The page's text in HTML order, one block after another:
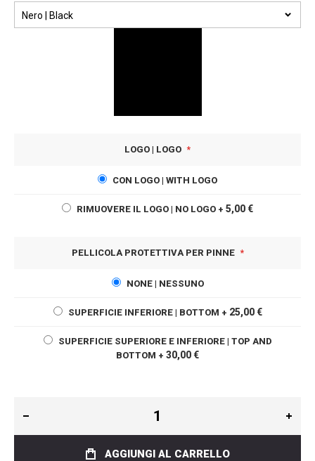
LOGO | LOGO
CON LOGO | WITH LOGO
RIMUOVERE IL LOGO | NO LOGO + 5,00 €
PELLICOLA PROTETTIVA PER PINNE
NONE | NESSUNO
SUPERFICIE INFERIORE | BOTTOM + 25,00 €
SUPERFICIE SUPERIORE E INFERIORE | TOP AND
BOTTOM + 30,00 €
AGGIUNGI AL CARRELLO